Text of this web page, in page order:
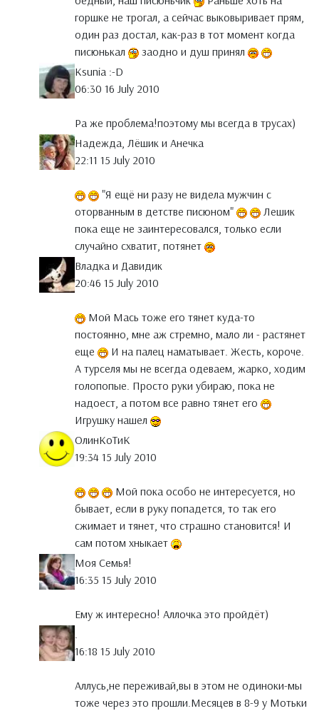
горшке не трогал, а сейчас выковыривает прям,
один раз достал, как-раз в тот момент когда
писюнькал
заодно и душ принял
Ksunia :-D
06:30 16 July 2010
Ра же проблема!поэтому мы всегда в трусах)
Надежда, Лёшик и Анечка
22:11 15 July 2010
"Я ещё ни разу не видела мужчин с
оторванным в детстве писюном"
Лешик
пока еще не заинтересовался, только если
случайно схватит, потянет
Владка и Давидик
20:46 15 July 2010
Мой Мась тоже его тянет куда-то
постоянно, мне аж стремно, мало ли - растянет
еще
И на палец наматывает. Жесть, короче.
А турселя мы не всегда одеваем, жарко, ходим
голопопые. Просто руки убираю, пока не
надоест, а потом все равно тянет его
Игрушку нашел
ОлинКоТиК
19:34 15 July 2010
Мой пока особо не интересуется, но
бывает, если в руку попадется, то так его
сжимает и тянет, что страшно становится! И
сам потом хныкает
Моя Семья!
16:35 15 July 2010
Ему ж интересно! Аллочка это пройдёт)
.
16:18 15 July 2010
Аллусь,не переживай,вы в этом не одиноки-мы
тоже через это прошли.Месяцев в 8-9 у Мотьки